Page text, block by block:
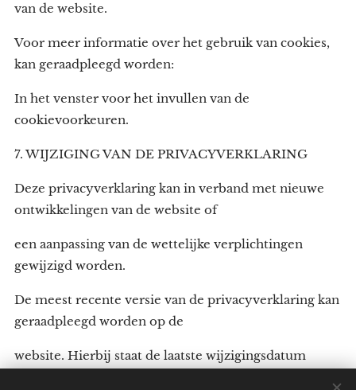
van de website.
Voor meer informatie over het gebruik van cookies,
kan geraadpleegd worden:
In het venster voor het invullen van de
cookievoorkeuren.
7. WIJZIGING VAN DE PRIVACYVERKLARING
Deze privacyverklaring kan in verband met nieuwe
ontwikkelingen van de website of
een aanpassing van de wettelijke verplichtingen
gewijzigd worden.
De meest recente versie van de privacyverklaring kan
geraadpleegd worden op de
website. Hierbij staat de laatste wijzigingsdatum